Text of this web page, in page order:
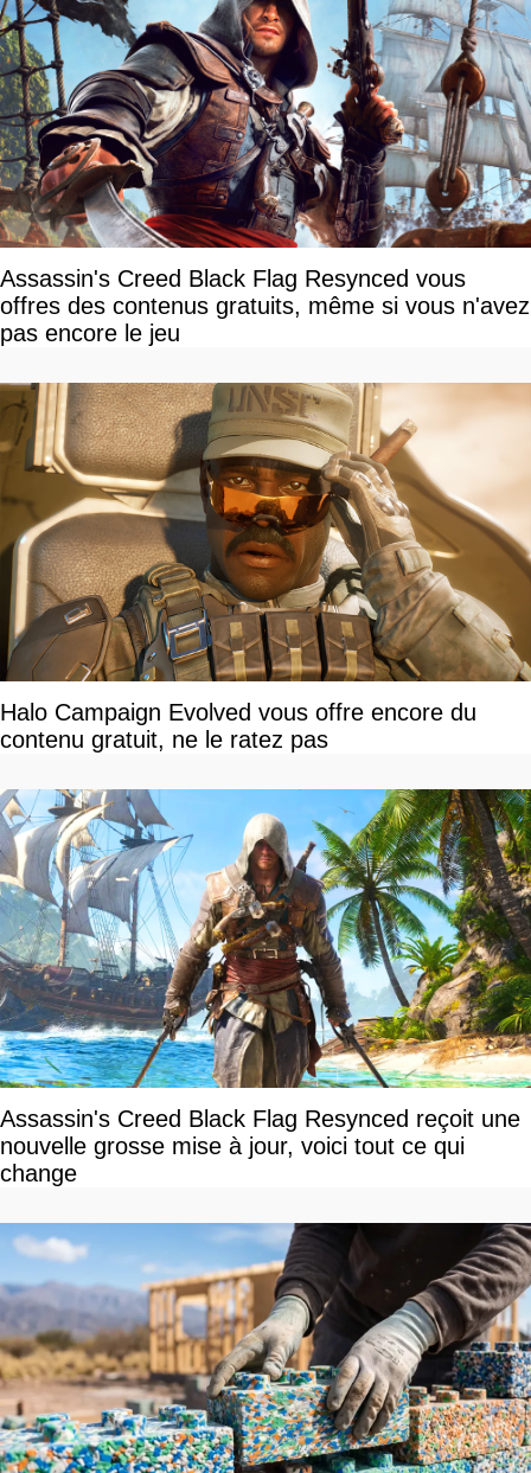
Assassin's Creed Black Flag Resynced vous
offres des contenus gratuits, même si vous n'avez
pas encore le jeu
Halo Campaign Evolved vous offre encore du
contenu gratuit, ne le ratez pas
Assassin's Creed Black Flag Resynced reçoit une
nouvelle grosse mise à jour, voici tout ce qui
change